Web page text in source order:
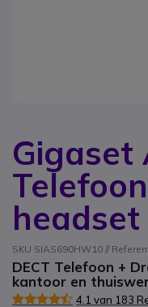
Gigaset
headset
SKU SIAS690HW10 //
DECT Telefoon +
kantoor en
4.1 van 183
Ga naar het begin van